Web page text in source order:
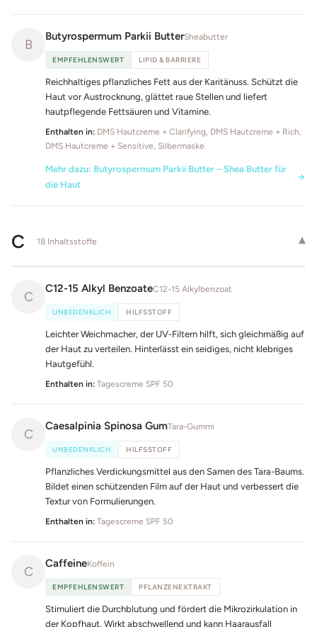
B
Butyrospermum Parkii ButterSheabutter
EMPFEHLENSWERT LIPID & BARRIERE
Reichhaltiges pflanzliches Fett aus der Karitänuss. Schützt die
Haut vor Austrocknung, glättet raue Stellen und liefert
hautpflegende Fettsäuren und Vitamine.
Enthalten in: DMS Hautcreme + Clarifying, DMS Hautcreme + Rich,
DMS Hautcreme + Sensitive, Silbermaske
Mehr dazu: Butyrospermum Parkii Butter – Shea Butter für
die Haut
C 18 Inhaltsstoffe ▾
C
C12-15 Alkyl BenzoateC12-15 Alkylbenzoat
UNBEDENKLICH HILFSSTOFF
Leichter Weichmacher, der UV-Filtern hilft, sich gleichmäßig auf
der Haut zu verteilen. Hinterlässt ein seidiges, nicht klebriges
Hautgefühl.
Enthalten in: Tagescreme SPF 50
C
Caesalpinia Spinosa GumTara-Gummi
UNBEDENKLICH HILFSSTOFF
Pflanzliches Verdickungsmittel aus den Samen des Tara-Baums.
Bildet einen schützenden Film auf der Haut und verbessert die
Textur von Formulierungen.
Enthalten in: Tagescreme SPF 50
C
CaffeineKoffein
EMPFEHLENSWERT PFLANZENEXTRAKT
Stimuliert die Durchblutung und fördert die Mikrozirkulation in
der Kopfhaut. Wirkt abschwellend und kann Haarausfall